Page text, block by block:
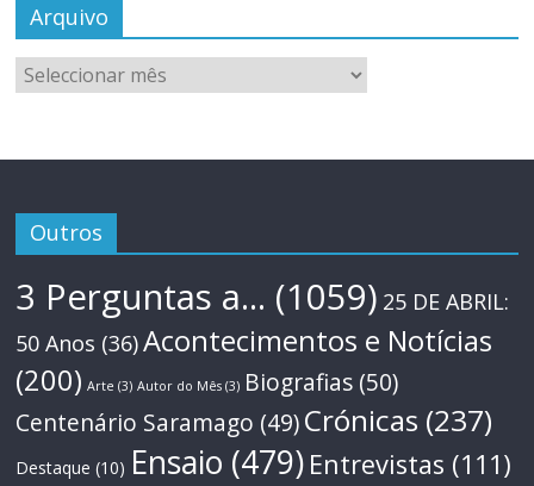
Arquivo
Arquivo
Outros
3 Perguntas a... (1059) 25 DE ABRIL:
50 Anos (36)Acontecimentos e Notícias
(200) Arte (3) Autor do Mês (3) Biografias (50)
Centenário Saramago (49)Crónicas (237)
Destaque (10) Ensaio (479) Entrevistas (111)